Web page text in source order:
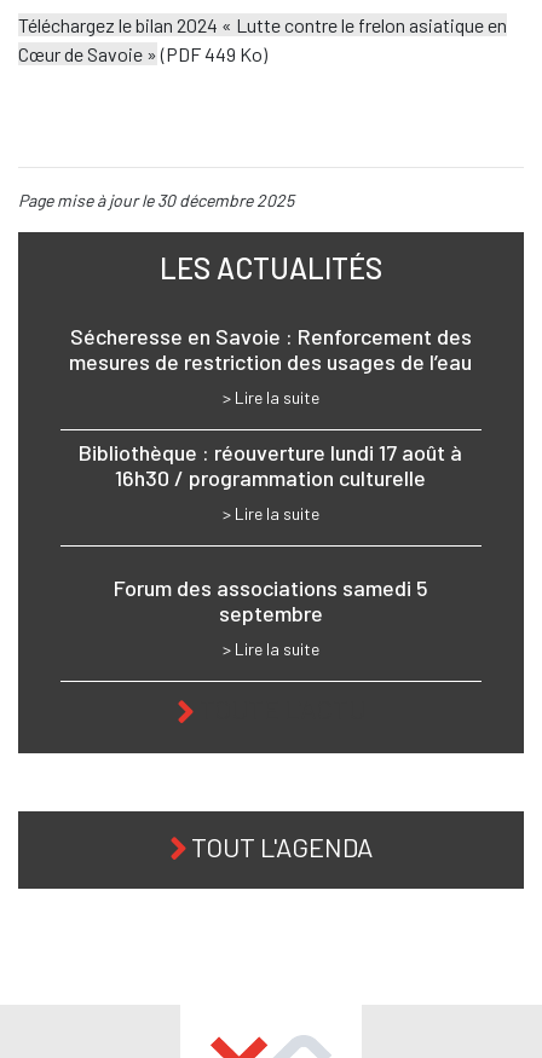
Téléchargez le bilan 2024 « Lutte contre le frelon asiatique en
Cœur de Savoie »(PDF 449 Ko)
Page mise à jour le 30 décembre 2025
LES ACTUALITÉS
Sécheresse en Savoie : Renforcement des
mesures de restriction des usages de l’eau
> Lire la suite
Bibliothèque : réouverture lundi 17 août à
16h30 / programmation culturelle
> Lire la suite
Forum des associations samedi 5
septembre
> Lire la suite
TOUT L'AGENDA